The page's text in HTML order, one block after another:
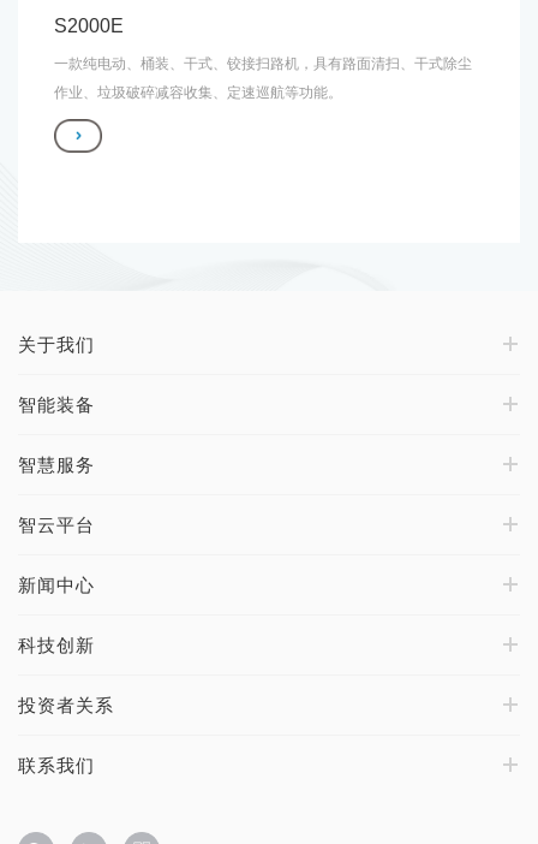
S2000E
一款纯电动、桶装、干式、铰接扫路机，具有路面清扫、干式除尘
作业、垃圾破碎减容收集、定速巡航等功能。
关于我们
智能装备
智慧服务
智云平台
新闻中心
科技创新
投资者关系
联系我们